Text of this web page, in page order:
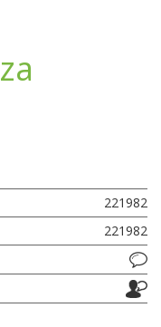
221982
221982